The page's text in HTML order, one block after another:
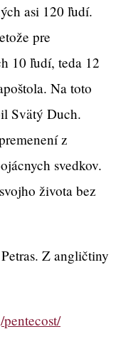
asi 120 ľudí.
pre
10 ľudí, teda 12
Na toto
Svätý Duch.
z
svedkov.
života bez
Z angličtiny